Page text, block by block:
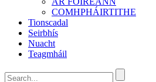
COMHPHÁIRTITHE
Tionscadal
Seirbhís
Nuacht
Teagmháil